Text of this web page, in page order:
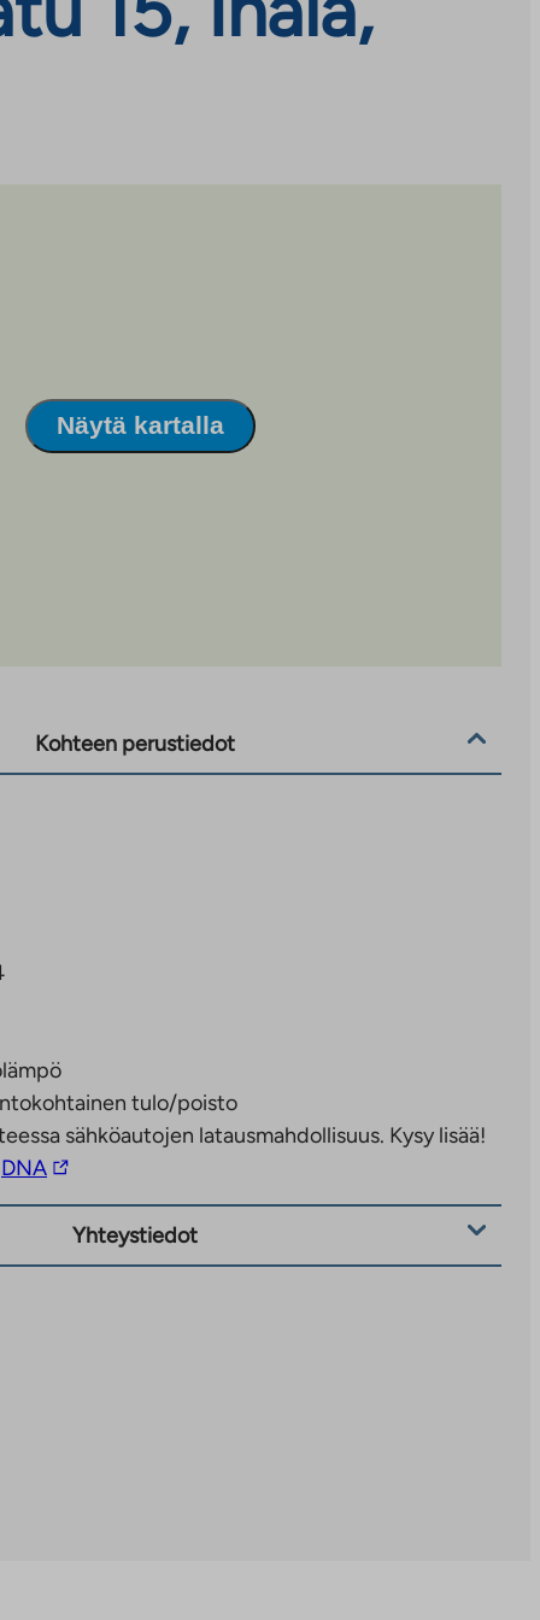
Näytä kartalla
Kohteen perustiedot
tulo/poisto
sähköautojen latausmahdollisuus. Kysy lisää!
DNALinkki
vie
ulkopuoliseen
palveluun.
Yhteystiedot